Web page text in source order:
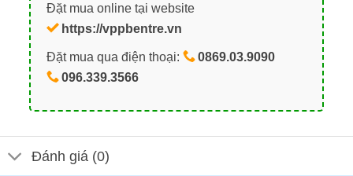
Đặt mua online tại website
https://vppbentre.vn
Đặt mua qua điện thoại:
0869.03.9090
096.339.3566
Đánh giá (0)